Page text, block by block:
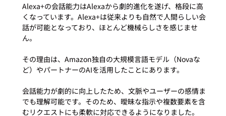
Alexa+の会話能力はAlexaから劇的進化を遂げ、格段に高
くなっています。Alexa+は従来よりも自然で人間らしい会
話が可能となっており、ほとんど機械らしさを感じませ
ん。
その理由は、Amazon独自の大規模言語モデル（Novaな
ど）やパートナーのAIを活用したことにあります。
会話能力が劇的に向上したため、文脈やユーザーの感情ま
でも理解可能です。そのため、曖昧な指示や複数要素を含